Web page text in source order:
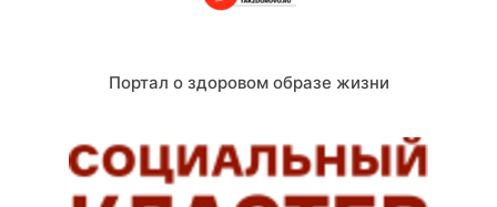
Портал о здоровом образе жизни